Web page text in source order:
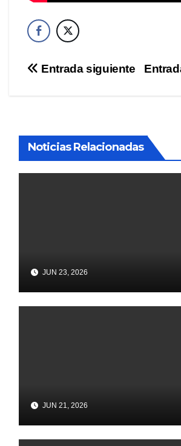
Navegación
Entrada siguiente
Noticias Relacionadas
JUN 23, 2026
JUN 21, 2026